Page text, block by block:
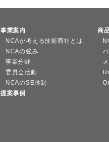
事業案内
NCAが考える技術商社とは
NCAの強み
事業分野
委員会活動
NCAのSE体制
提案事例
商